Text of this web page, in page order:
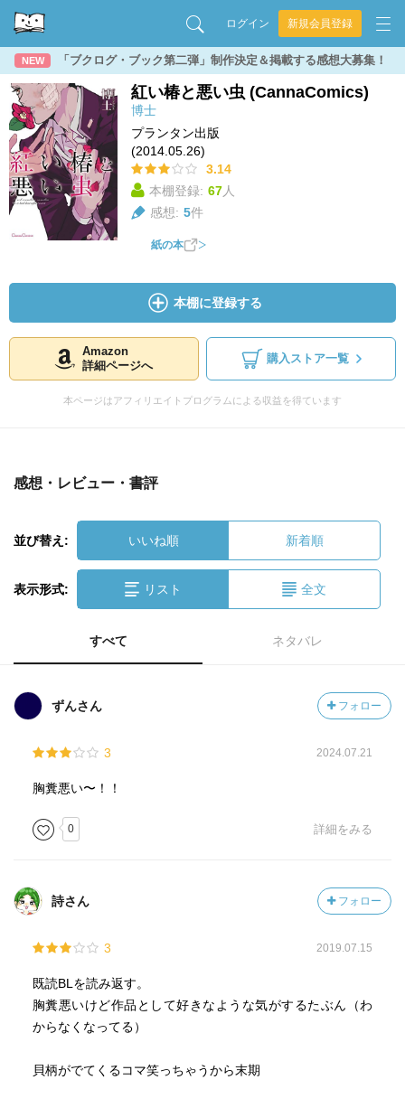
ログイン 新規会員登録
NEW 「ブクログ・ブック第二弾」制作決定＆掲載する感想大募集！
紅い椿と悪い虫 (CannaComics)
博士
プランタン出版
(2014.05.26)
3.14
本棚登録: 67人
感想: 5件
紙の本
本棚に登録する
Amazon
詳細ページへ
購入ストア一覧
本ページはアフィリエイトプログラムによる収益を得ています
感想・レビュー・書評
並び替え: いいね順 新着順
表示形式: リスト 全文
すべて ネタバレ
ずんさん フォロー
3 2024.07.21
胸糞悪い〜！！
0 詳細をみる
詩さん フォロー
3 2019.07.15
既読BLを読み返す。
胸糞悪いけど作品として好きなような気がするたぶん（わ
からなくなってる）
貝柄がでてくるコマ笑っちゃうから末期